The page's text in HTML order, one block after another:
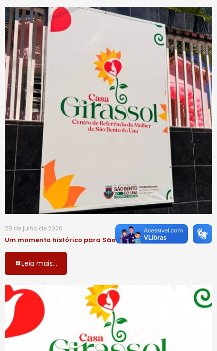
29 de julho de 2026
Um momento histórico para São Bento do Una!
Leia mais...